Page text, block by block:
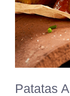
Patatas